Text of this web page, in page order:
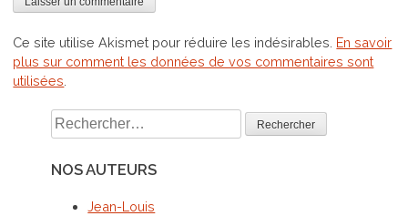
Ce site utilise Akismet pour réduire les indésirables. En savoir
plus sur comment les données de vos commentaires sont
utilisées
Rechercher :
NOS AUTEURS
Jean-Louis